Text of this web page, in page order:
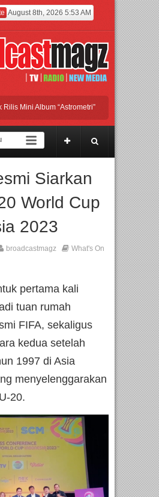
August 8th, 2026 5:53 AM
Album “Astrometri” Meramaikan Jakarta
Industri Gifts dan Housewares Asia
Siarkan
World Cup
2023
broadcastmagz What's On
pertama kali
tuan rumah
FIFA, sekaligus
kedua setelah
1997 di Asia
menyelenggarakan
20.